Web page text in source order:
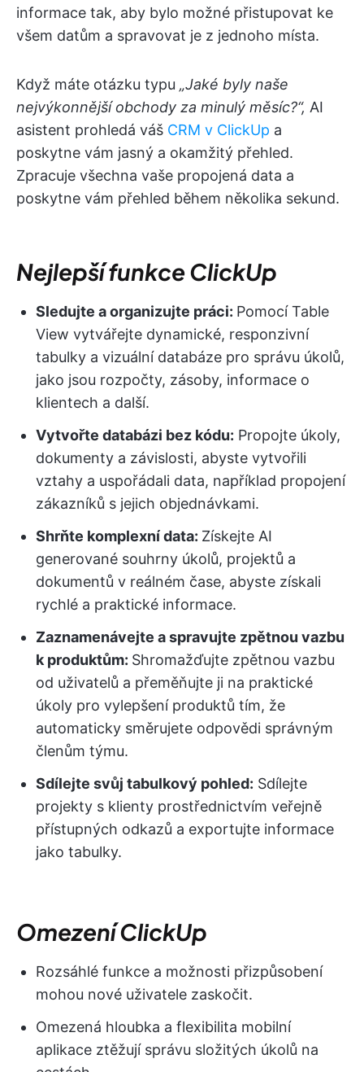
informace tak, aby bylo možné přistupovat ke
všem datům a spravovat je z jednoho místa.
Když máte otázku typu „Jaké byly naše
nejvýkonnější obchody za minulý měsíc?“, AI
asistent prohledá váš CRM v ClickUp a
poskytne vám jasný a okamžitý přehled.
Zpracuje všechna vaše propojená data a
poskytne vám přehled během několika sekund.
Nejlepší funkce ClickUp
Sledujte a organizujte práci: Pomocí Table
View vytvářejte dynamické, responzivní
tabulky a vizuální databáze pro správu úkolů,
jako jsou rozpočty, zásoby, informace o
klientech a další.
Vytvořte databázi bez kódu: Propojte úkoly,
dokumenty a závislosti, abyste vytvořili
vztahy a uspořádali data, například propojení
zákazníků s jejich objednávkami.
Shrňte komplexní data: Získejte AI
generované souhrny úkolů, projektů a
dokumentů v reálném čase, abyste získali
rychlé a praktické informace.
Zaznamenávejte a spravujte zpětnou vazbu
k produktům: Shromažďujte zpětnou vazbu
od uživatelů a přeměňujte ji na praktické
úkoly pro vylepšení produktů tím, že
automaticky směrujete odpovědi správným
členům týmu.
Sdílejte svůj tabulkový pohled: Sdílejte
projekty s klienty prostřednictvím veřejně
přístupných odkazů a exportujte informace
jako tabulky.
Omezení ClickUp
Rozsáhlé funkce a možnosti přizpůsobení
mohou nové uživatele zaskočit.
Omezená hloubka a flexibilita mobilní
aplikace ztěžují správu složitých úkolů na